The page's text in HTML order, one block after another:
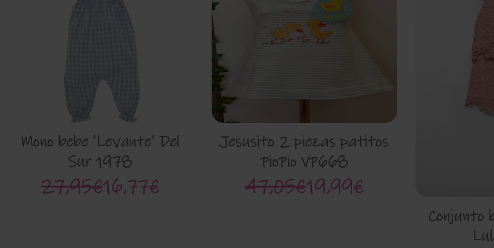
Mono bebe 'Levante' Del
Sur 1978
27,95€16,77€
Jesusito 2 piezas patitos
PioPio VP668
47,05€19,99€
Conjunto